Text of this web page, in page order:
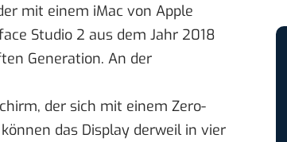
mit einem iMac von Apple
Studio 2 aus dem Jahr 2018
Generation. An der
der sich mit einem Zero-
das Display derweil in vier